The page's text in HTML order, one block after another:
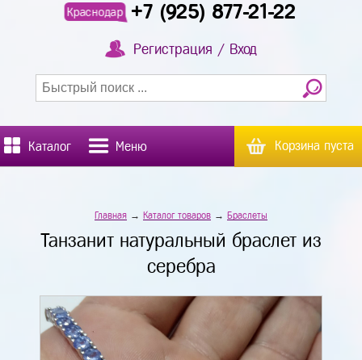
Краснодар +7 (925) 877-21-22
Регистрация / Вход
Каталог Меню Корзина пуста
Главная → Каталог товаров → Браслеты
Танзанит натуральный браслет из
серебра